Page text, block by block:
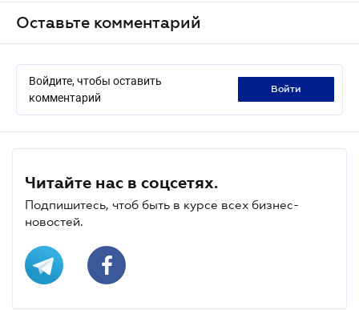
Оставьте комментарий
Войдите, чтобы оставить
комментарий
войти
Читайте нас в соцсетях.
Подпишитесь, чтоб быть в курсе всех бизнес-
новостей.